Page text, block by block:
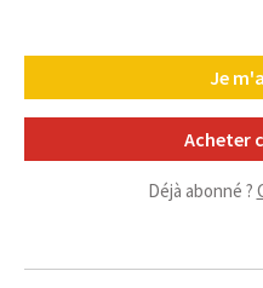
Je
Acheter
Déjà abonné ?